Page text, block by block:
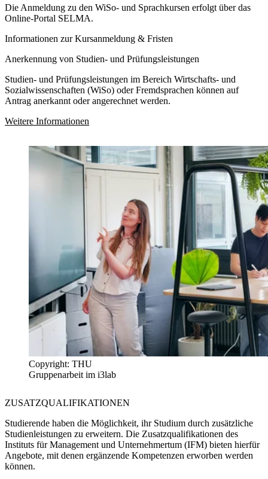
Die Anmeldung zu den WiSo- und Sprachkursen erfolgt über das
Online-Portal SELMA.
Informationen zur Kursanmeldung & Fristen
Anerkennung von Studien- und Prüfungsleistungen
Studien- und Prüfungsleistungen im Bereich Wirtschafts- und
Sozialwissenschaften (WiSo) oder Fremdsprachen können auf
Antrag anerkannt oder angerechnet werden.
Weitere Informationen
Copyright: THU
Gruppenarbeit im i3lab
ZUSATZQUALIFIKATIONEN
Studierende haben die Möglichkeit, ihr Studium durch zusätzliche
Studienleistungen zu erweitern. Die Zusatzqualifikationen des
Instituts für Management und Unternehmertum (IFM) bieten hierfür
Angebote, mit denen ergänzende Kompetenzen erworben werden
können.